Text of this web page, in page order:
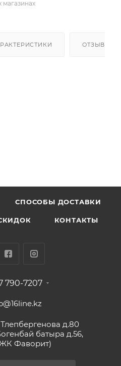
магазинах
ОТЗЫВЫ
СПОСОБЫ ДОСТАВКИ
КОНТАКТЫ
790-7207
Тлепбергенова д.80
батыра д.56,
Фаворит)